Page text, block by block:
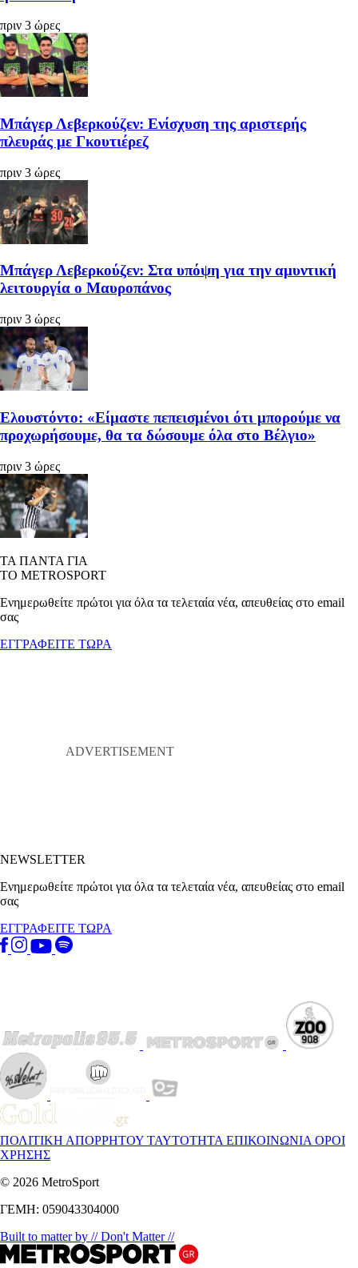
πριν 3 ώρες
Μπάγερ Λεβερκούζεν: Ενίσχυση της αριστερής
πλευράς με Γκουτιέρεζ
πριν 3 ώρες
Μπάγερ Λεβερκούζεν: Στα υπόψη για την αμυντική
λειτουργία ο Μαυροπάνος
πριν 3 ώρες
Ελουστόντο: «Είμαστε πεπεισμένοι ότι μπορούμε να
προχωρήσουμε, θα τα δώσουμε όλα στο Βέλγιο»
πριν 3 ώρες
ΤΑ ΠΑΝΤΑ ΓΙΑ
ΤΟ METROSPORT
Ενημερωθείτε πρώτοι για όλα τα τελεταία νέα, απευθείας στο email
σας
ΕΓΓΡΑΦΕΙΤΕ ΤΩΡΑ
NEWSLETTER
Ενημερωθείτε πρώτοι για όλα τα τελεταία νέα, απευθείας στο email
σας
ΕΓΓΡΑΦΕΙΤΕ ΤΩΡΑ
ΠΟΛΙΤΙΚΗ ΑΠΟΡΡΗΤΟΥ ΤΑΥΤΟΤΗΤΑ ΕΠΙΚΟΙΝΩΝΙΑ ΟΡΟΙ
ΧΡΗΣΗΣ
© 2026 MetroSport
ΓΕΜΗ: 059043304000
Built to matter by // Don't Matter //